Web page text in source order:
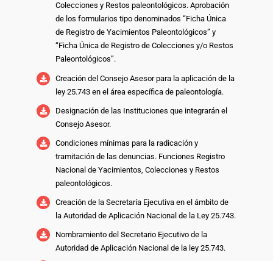
Colecciones y Restos paleontológicos. Aprobación
de los formularios tipo denominados “Ficha Única
de Registro de Yacimientos Paleontológicos” y
“Ficha Única de Registro de Colecciones y/o Restos
Paleontológicos”.
Creación del Consejo Asesor para la aplicación de la
ley 25.743 en el área específica de paleontología.
Designación de las Instituciones que integrarán el
Consejo Asesor.
Condiciones mínimas para la radicación y
tramitación de las denuncias. Funciones Registro
Nacional de Yacimientos, Colecciones y Restos
paleontológicos.
Creación de la Secretaría Ejecutiva en el ámbito de
la Autoridad de Aplicación Nacional de la Ley 25.743.
Nombramiento del Secretario Ejecutivo de la
Autoridad de Aplicación Nacional de la ley 25.743.